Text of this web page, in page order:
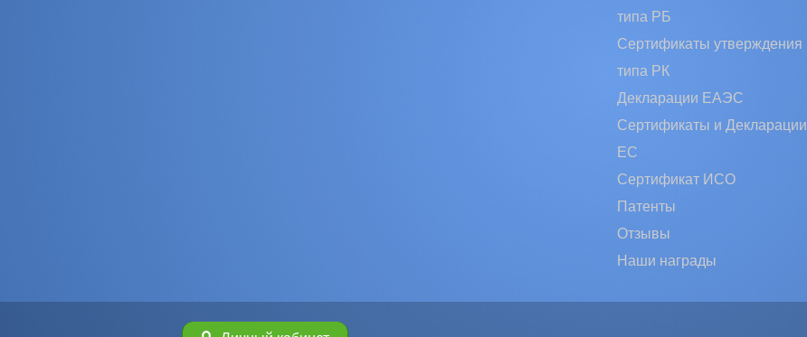
типа РБ
Сертификаты утверждения
типа РК
Декларации ЕАЭС
Сертификаты и Декларации
EC
Сертификат ИСО
Патенты
Отзывы
Наши награды